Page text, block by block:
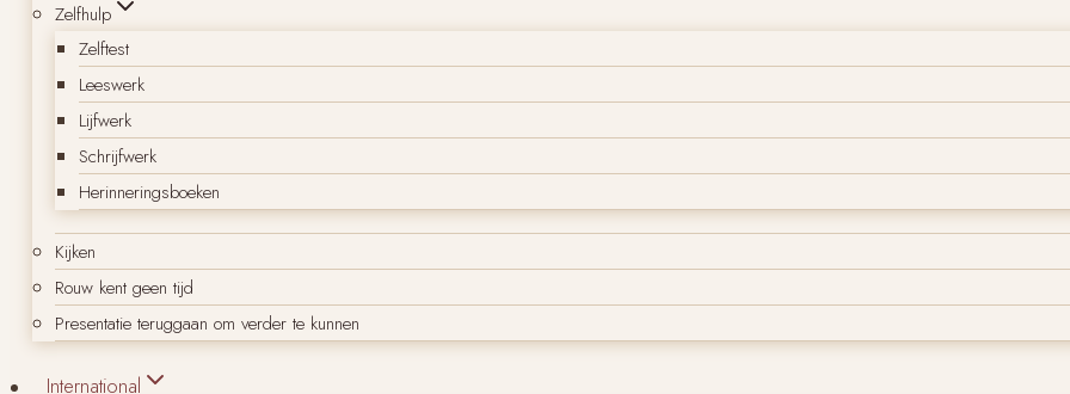
Zelfhulp
Zelftest
Leeswerk
Lijfwerk
Schrijfwerk
Herinneringsboeken
Kijken
Rouw kent geen tijd
Presentatie teruggaan om verder te kunnen
International